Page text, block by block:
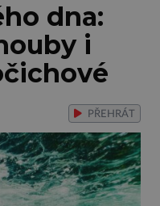
dna:
i
PŘEHRÁT